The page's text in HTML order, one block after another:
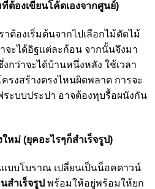
ที่ต้องเขียนโค้ดเองจากศูนย์)
าต้องเริ่มต้นจากไปเลือกไม้ตัดไม้
จะได้อิฐแต่ละก้อน จากนั้นจึงมา
กว่าจะได้บ้านหนึ่งหลัง ใช้เวลา
รงสร้างตรงไหนผิดพลาด การจะ
ะบบประปา อาจต้องทุบรื้อผนังกัน
หม่ (ยุคอะไรๆก็สำเร็จรูป)
บบโบราณ เปลี่ยนเป็นน็อคดาวน์
สำเร็จรูป พร้อมให้อยู่พร้อมให้ยก